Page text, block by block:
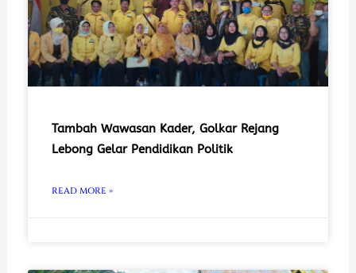
Tambah Wawasan Kader, Golkar Rejang
Lebong Gelar Pendidikan Politik
READ MORE »